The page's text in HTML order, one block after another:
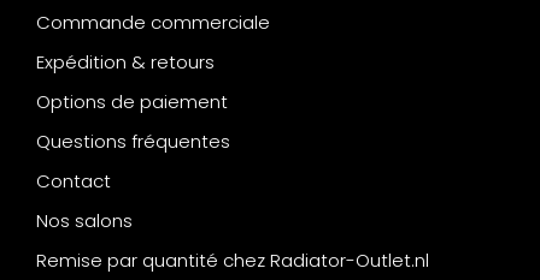
Commande commerciale
Expédition & retours
Options de paiement
Questions fréquentes
Contact
Nos salons
Remise par quantité chez Radiator-Outlet.nl